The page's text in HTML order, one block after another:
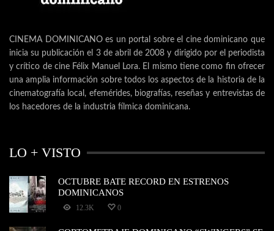
CINEMA DOMINICANO es un portal sobre el cine dominicano que
inicia su publicación el 3 de abril de 2008 y dirigido por el periodista
y crítico de cine Félix Manuel Lora. El mismo tiene como fin ofrecer
una amplia información sobre todos los aspectos de la historia de la
cinematografía local, efemérides, biografías, reseñas y entrevistas de
los hacedores de la industria fílmica dominicana.
LO + VISTO
OCTUBRE BATE RECORD EN ESTRENOS
DOMINICANOS
12.3K 0